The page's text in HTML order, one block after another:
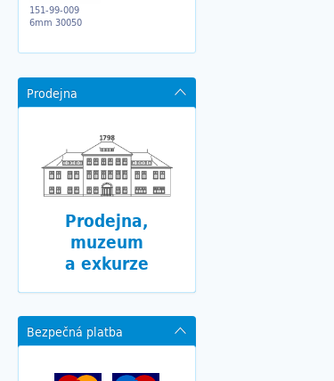
151-99-009
6mm 30050
Prodejna
Prodejna,
muzeum
a exkurze
Bezpečná platba